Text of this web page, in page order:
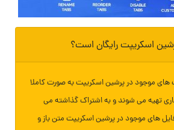
اسکریپت رایگان است؟
های موجود در پرشین اسکریپت به صورت کاملا
تهیه می شوند و به اشتراک گذاشته می
های موجود در پرشین اسکریپت متن باز و